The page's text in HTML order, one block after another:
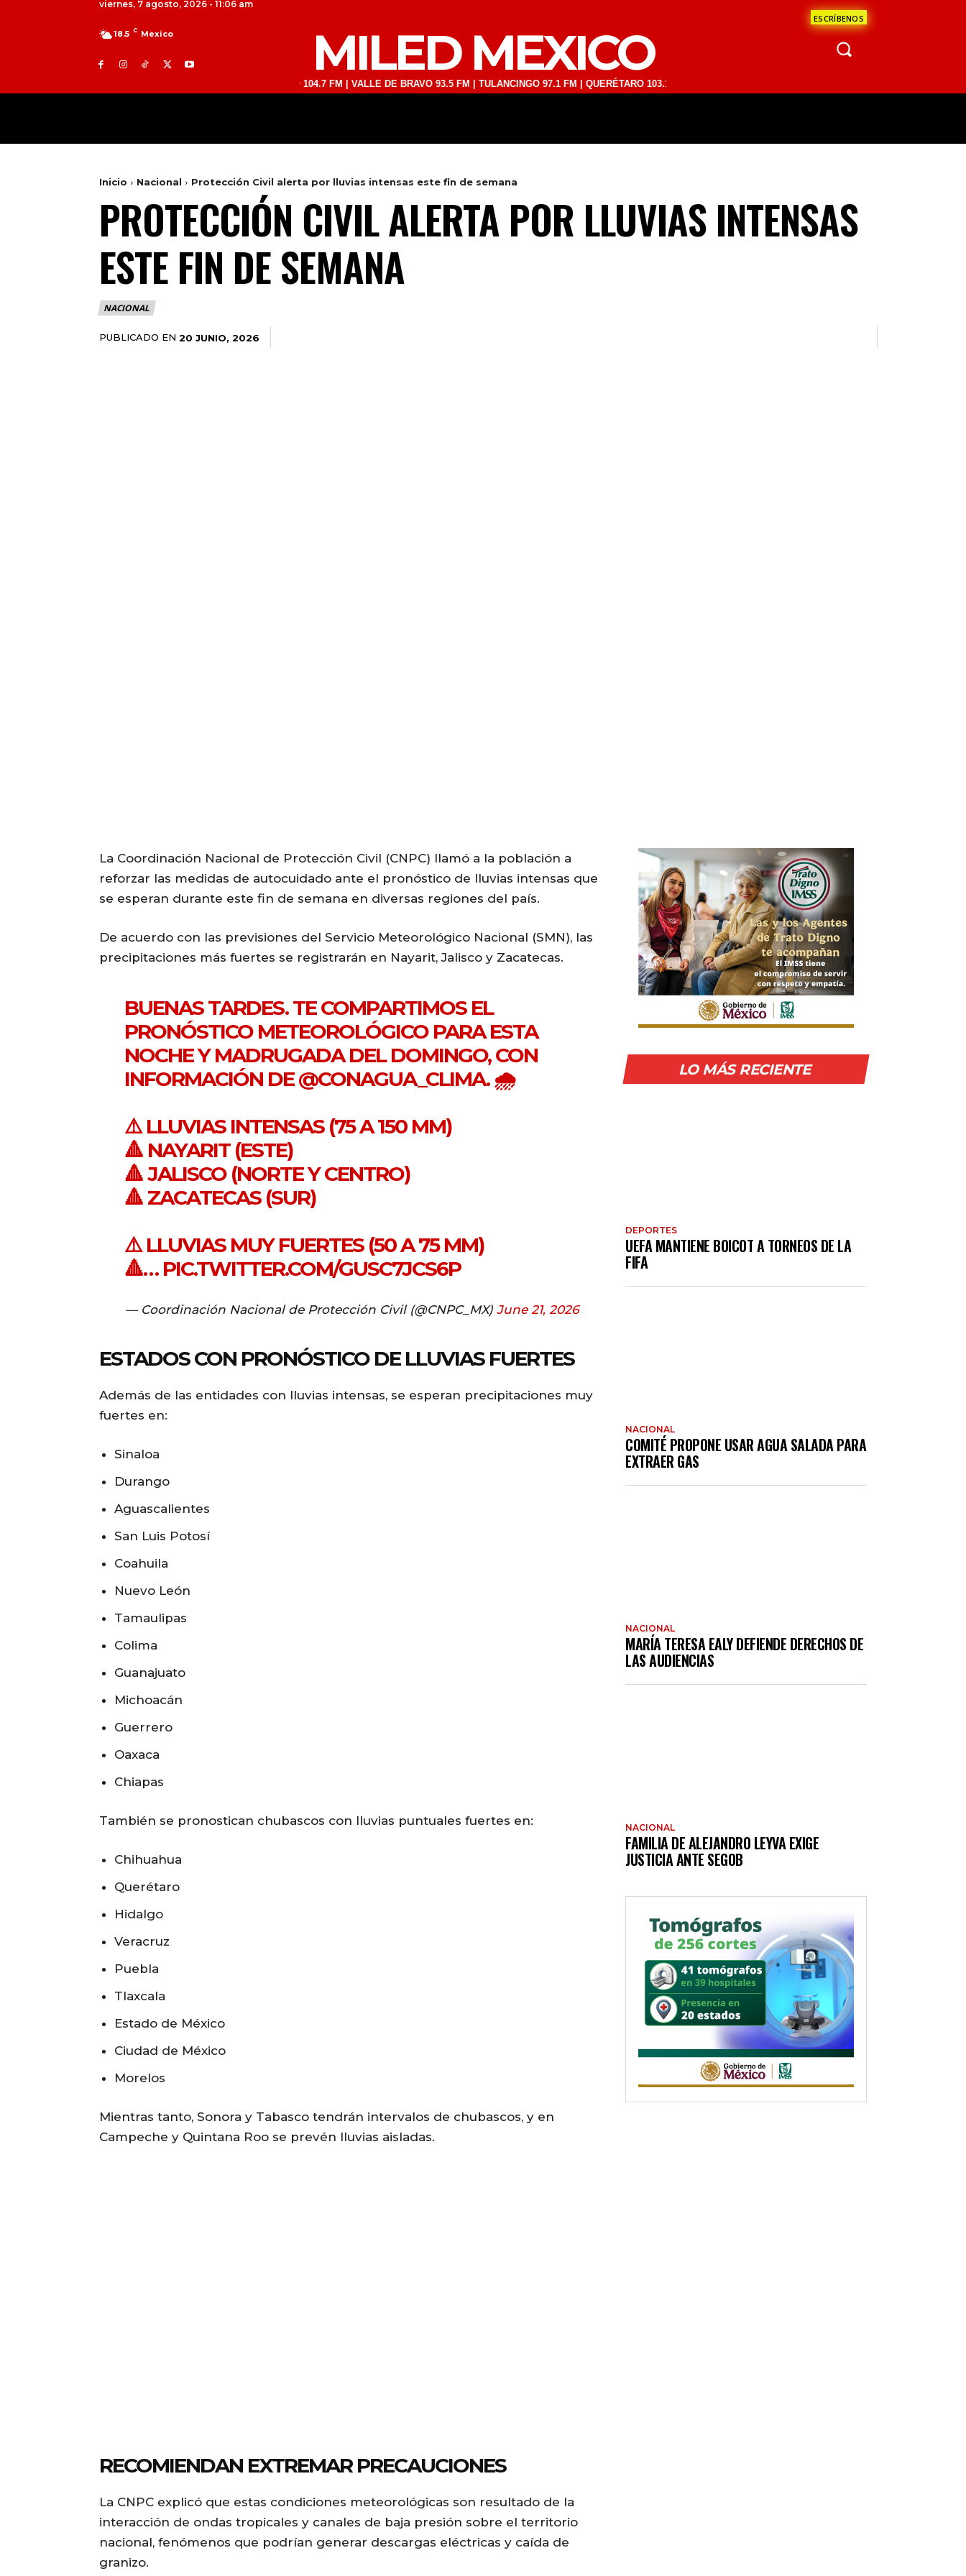
viernes, 7 agosto, 2026 - 11:06 am
ESCRÍBENOS
18.5 C Mexico MILED MEXICO
TOLUCA 98.9 FM | ATLACOMULCO 104.7 FM | VALLE DE BRAVO 93.5 FM | TULANCINGO 97.1 FM | QUERÉTARO 103.1 FM | SAN JUAN DEL RÍO 93.1 FM | GUADALAJARA 1510 AM | LA PAZ
Inicio Nacional Protección Civil alerta por lluvias intensas este fin de semana
PROTECCIÓN CIVIL ALERTA POR LLUVIAS INTENSAS
ESTE FIN DE SEMANA
NACIONAL
PUBLICADO EN 20 JUNIO, 2026
La Coordinación Nacional de Protección Civil (CNPC) llamó a la población a
reforzar las medidas de autocuidado ante el pronóstico de lluvias intensas que
se esperan durante este fin de semana en diversas regiones del país.
De acuerdo con las previsiones del Servicio Meteorológico Nacional (SMN), las
precipitaciones más fuertes se registrarán en Nayarit, Jalisco y Zacatecas.
BUENAS TARDES. TE COMPARTIMOS EL
PRONÓSTICO METEOROLÓGICO PARA ESTA
NOCHE Y MADRUGADA DEL DOMINGO, CON
INFORMACIÓN DE@CONAGUA_CLIMA. 🌧️
⚠️ LLUVIAS INTENSAS (75 A 150 MM)
🔺 NAYARIT (ESTE)
🔺 JALISCO (NORTE Y CENTRO)
🔺 ZACATECAS (SUR)
⚠️ LLUVIAS MUY FUERTES (50 A 75 MM)
🔺… PIC.TWITTER.COM/GUSC7JCS6P
— Coordinación Nacional de Protección Civil (@CNPC_MX) June 21, 2026
ESTADOS CON PRONÓSTICO DE LLUVIAS FUERTES
Además de las entidades con lluvias intensas, se esperan precipitaciones muy
fuertes en:
Sinaloa
Durango
Aguascalientes
San Luis Potosí
Coahuila
Nuevo León
Tamaulipas
Colima
Guanajuato
Michoacán
Guerrero
Oaxaca
Chiapas
También se pronostican chubascos con lluvias puntuales fuertes en:
Chihuahua
Querétaro
Hidalgo
Veracruz
Puebla
Tlaxcala
Estado de México
Ciudad de México
Morelos
Mientras tanto, Sonora y Tabasco tendrán intervalos de chubascos, y en
Campeche y Quintana Roo se prevén lluvias aisladas.
RECOMIENDAN EXTREMAR PRECAUCIONES
La CNPC explicó que estas condiciones meteorológicas son resultado de la
interacción de ondas tropicales y canales de baja presión sobre el territorio
nacional, fenómenos que podrían generar descargas eléctricas y caída de
granizo.
LO MÁS RECIENTE
DEPORTES
UEFA MANTIENE BOICOT A TORNEOS DE LA
FIFA
NACIONAL
COMITÉ PROPONE USAR AGUA SALADA PARA
EXTRAER GAS
NACIONAL
MARÍA TERESA EALY DEFIENDE DERECHOS DE
LAS AUDIENCIAS
NACIONAL
FAMILIA DE ALEJANDRO LEYVA EXIGE
JUSTICIA ANTE SEGOB